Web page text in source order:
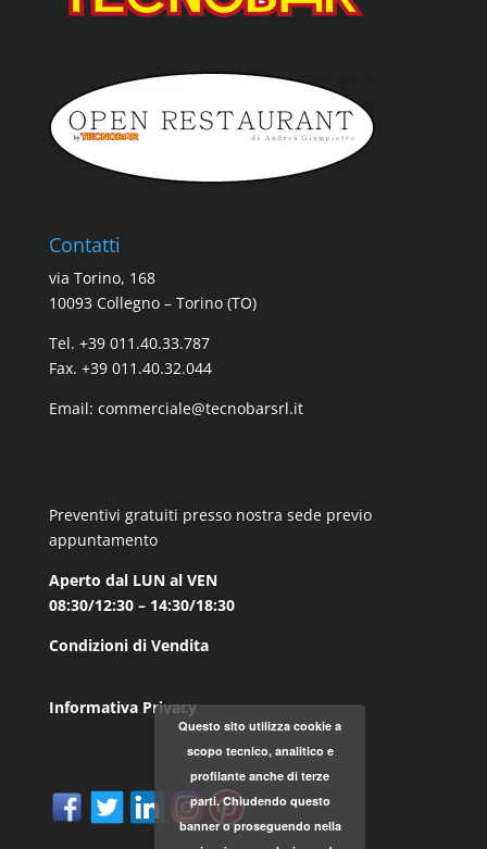
Contatti
via Torino, 168
10093 Collegno – Torino (TO)
Tel. +39 011.40.33.787
Fax. +39 011.40.32.044
Email: commerciale@tecnobarsrl.it
Preventivi gratuiti presso nostra sede previo
appuntamento
Aperto dal LUN al VEN
08:30/12:30 – 14:30/18:30
Condizioni di Vendita
Informativa Privacy
Questo sito utilizza cookie a
scopo tecnico, analitico e
profilante anche di terze
parti. Chiudendo questo
banner o proseguendo nella